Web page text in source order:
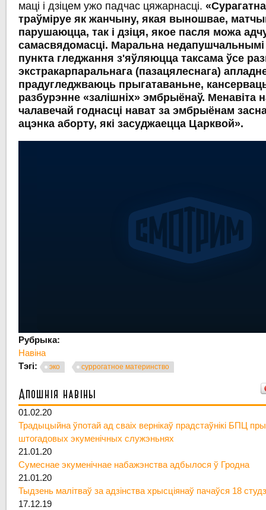
маці і дзіцем ужо падчас цяжарнасці.
траўміруе як жанчыну, якая выношвае,
парушаюцца, так і дзіця, якое пасля можа
самасвядомасці. Маральна недапушчальнымі
пункта гледжання з'яўляюцца таксама ўсе
экстракарпаральнага (пазацялеснага)
прадугледжваюць прыгатаваньне,
разбурэнне «залішніх» эмбрыёнаў. Менавіта
чалавечай годнасці нават за эмбрыёнам
ацэнка аборту, які засуджаецца Царквой».
Рубрыка:
Навіна
Тэгі:
эко суррогатное материнство
Апошнія навіны
01.02.20
Традыцыйна ўпотай ад сваіх вернікаў прадстаўнікі БПЦ
штогадовых экуменічных служэньнях
21.01.20
Сумеснае экуменічнае набажэнства адбылося ў Гродна
21.01.20
Тыдзень малітваў за адзінства хрысціянаў пачаўся 18
17.12.19